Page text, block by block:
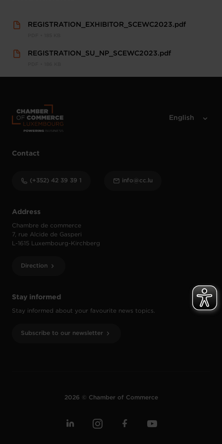
REGISTRATION_EXHIBITOR_SCEWC2023.pdf
REGISTRATION_SU_NP_SCEWC2023.pdf
Stay informed
Stay informed about your favourite news topics.
Subscribe to our newsletter
Address
Chambre de commerce
7, rue Alcide de Gasperi
L-1615 Luxembourg-Kirchberg
Direction
Contact
(+352) 42 39 39 1 info@cc.lu
2026 © Chamber of Commerce